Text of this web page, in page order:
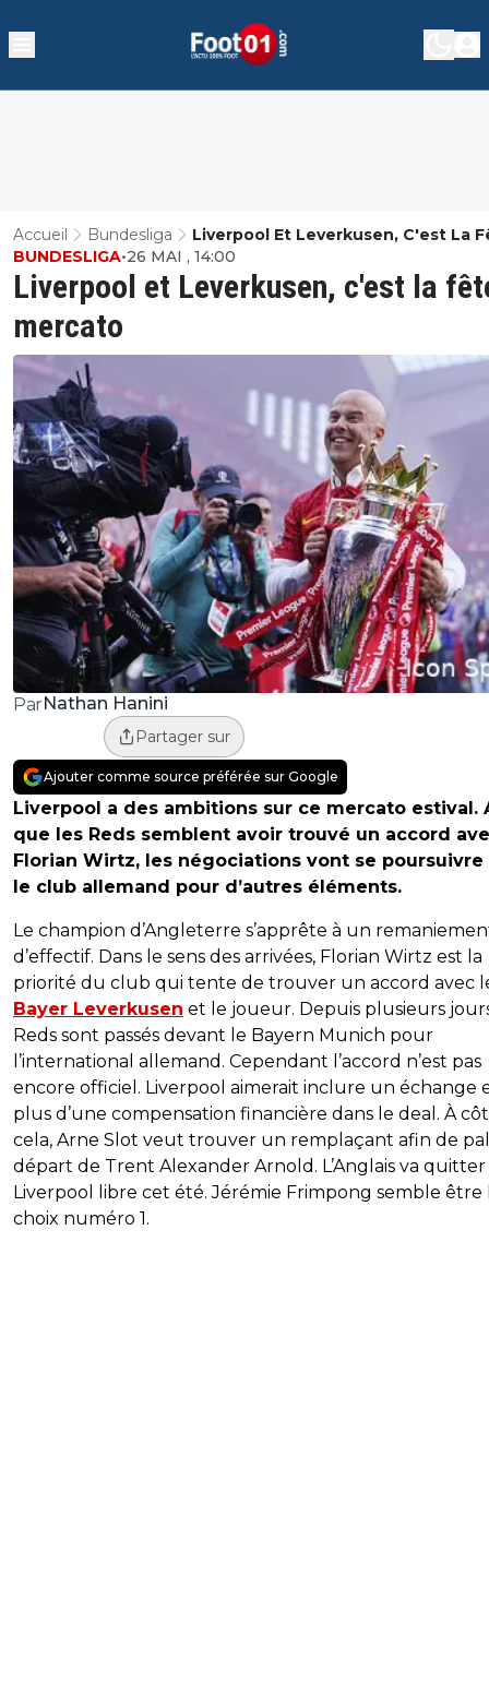
Accueil Bundesliga
Liverpool Et Leverkusen, C'est La
Du Mercato
Liverpool et Leverkusen, c'est la
mercato
BUNDESLIGA•26 MAI , 14:00
Par Nathan Hanini
Partager sur
Ajouter comme source préférée sur Google
Liverpool a des ambitions sur ce mercato estival.
que les Reds semblent avoir trouvé un accord
Florian Wirtz, les négociations vont se poursuivre
le club allemand pour d’autres éléments.
Le champion d’Angleterre s’apprête à un
d’effectif. Dans le sens des arrivées, Florian Wirtz est la
priorité du club qui tente de trouver un accord avec
Bayer Leverkusen et le joueur. Depuis plusieurs
Reds sont passés devant le Bayern Munich pour
l’international allemand. Cependant l’accord n’est pas
encore officiel. Liverpool aimerait inclure un échange
plus d’une compensation financière dans le deal. À
cela, Arne Slot veut trouver un remplaçant afin de
départ de Trent Alexander Arnold. L’Anglais va quitter
Liverpool libre cet été. Jérémie Frimpong semble être
choix numéro 1.